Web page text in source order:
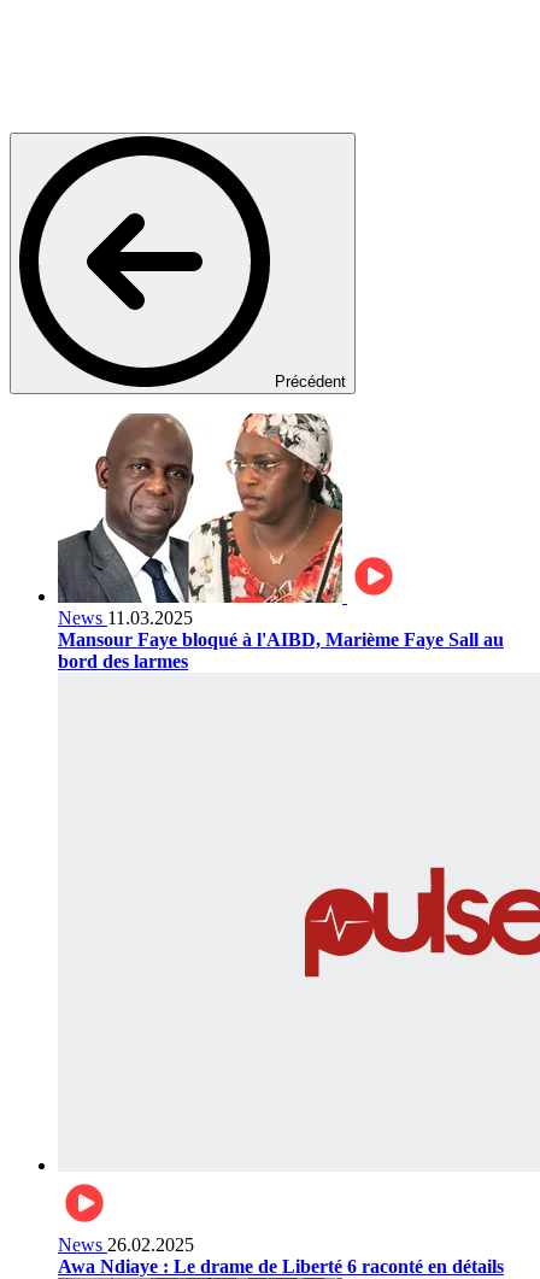
Précédent
News 11.03.2025
Mansour Faye bloqué à l'AIBD, Marième Faye Sall au
bord des larmes
News 26.02.2025
Awa Ndiaye : Le drame de Liberté 6 raconté en détails